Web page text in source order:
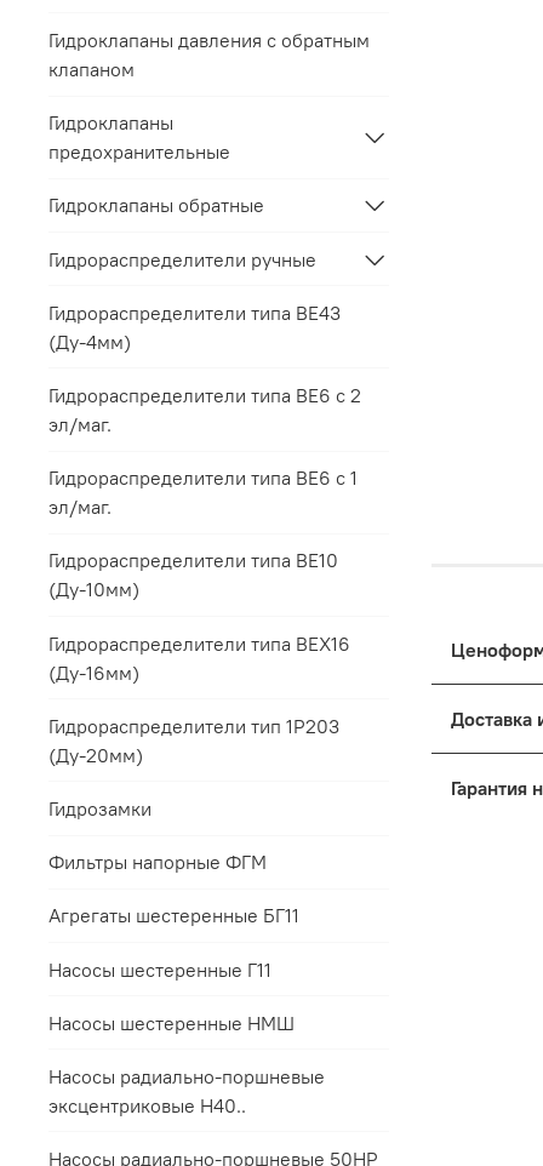
к
Гидроклапаны давления с обратным
клапаном
Гидроклапаны
предохранительные
Гидроклапаны обратные
Гидрораспределители ручные
Гидрораспределители типа ВЕ43
(Ду-4мм)
Гидрораспределители типа ВЕ6 с 2
эл/маг.
Гидрораспределители типа ВЕ6 с 1
эл/маг.
Гидрораспределители типа ВЕ10
(Ду-10мм)
Гидрораспределители типа ВЕХ16
(Ду-16мм)
Гидрораспределители тип 1Р203
(Ду-20мм)
Гидрозамки
Фильтры напорные ФГМ
Агрегаты шестеренные БГ11
Насосы шестеренные Г11
Насосы шестеренные НМШ
Насосы радиально-поршневые
эксцентриковые Н40..
Насосы радиально-поршневые 50НР